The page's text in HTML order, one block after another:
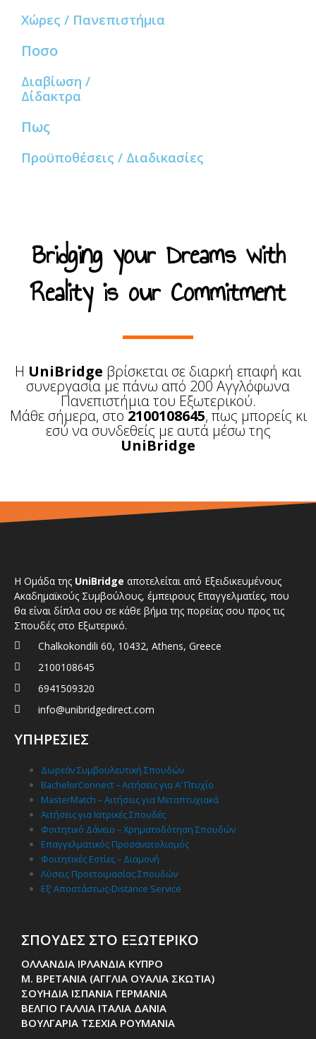
Χώρες / Πανεπιστήμια
Ποσο
Διαβίωση /
Δίδακτρα
Πως
Προϋποθέσεις / Διαδικασίες
Bridging your Dreams with
Reality is our Commitment
Η UniBridge βρίσκεται σε διαρκή επαφή και
συνεργασία με πάνω από 200 Αγγλόφωνα
Πανεπιστήμια του Εξωτερικού.
Μάθε σήμερα, στο2100108645, πως μπορείς κι
εσύ να συνδεθείς με αυτά μέσω της
UniBridge
Η Ομάδα της UniBridge αποτελείται από Εξειδικευμένους
Ακαδημαϊκούς Συμβούλους, έμπειρους Επαγγελματίες, που
θα είναι δίπλα σου σε κάθε βήμα της πορείας σου προς τις
Σπουδές στο Εξωτερικό.
Chalkokondili 60, 10432, Athens, Greece
2100108645
6941509320
info@unibridgedirect.com
ΥΠΗΡΕΣΙΕΣ
Δωρεάν Συμβουλευτική Σπουδών
BachelorConnect – Αιτήσεις για Α’ Πτυχίο
MasterMatch – Αιτήσεις για Μεταπτυχιακά
Αιτήσεις για Ιατρικές Σπουδές
Φοιτητικό Δάνειο – Χρηματοδότηση Σπουδών
Επαγγελματικός Προσανατολισμός
Φοιτητικές Εστίες – Διαμονή
Λύσεις Προετοιμασίας Σπουδών
Εξ’ Αποστάσεως-Distance Service
ΣΠΟΥΔΕΣ ΣΤΟ ΕΞΩΤΕΡΙΚΟ
ΟΛΛΑΝΔΙΑ ΙΡΛΑΝΔΙΑ ΚΥΠΡΟ
Μ. ΒΡΕΤΑΝΙΑ (ΑΓΓΛΙΑ ΟΥΑΛΙΑ ΣΚΩΤΙΑ)
ΣΟΥΗΔΙΑ ΙΣΠΑΝΙΑ ΓΕΡΜΑΝΙΑ
ΒΕΛΓΙΟ ΓΑΛΛΙΑ ΙΤΑΛΙΑ ΔΑΝΙΑ
ΒΟΥΛΓΑΡΙΑ ΤΣΕΧΙΑ ΡΟΥΜΑΝΙΑ